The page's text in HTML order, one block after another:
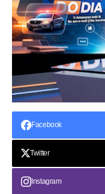
Facebook
Twitter
Instagram